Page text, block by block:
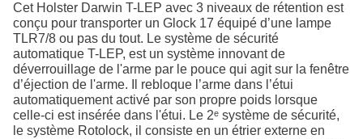
Cet Holster Darwin T-LEP avec 3 niveaux de rétention est
conçu pour transporter un Glock 17 équipé d’une lampe
TLR7/8 ou pas du tout. Le système de sécurité
automatique T-LEP, est un système innovant de
déverrouillage de l'arme par le pouce qui agit sur la fenêtre
d’éjection de l'arme. Il rebloque l’arme dans l’étui
automatiquement activé par son propre poids lorsque
celle-ci est insérée dans l'étui. Le 2ᵉ système de sécurité,
le système Rotolock, il consiste en un étrier externe en